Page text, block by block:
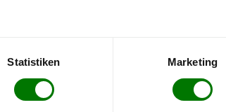
Statistiken Marketing